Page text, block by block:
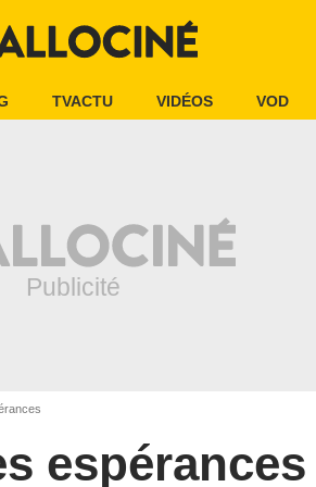
TVACTU VIDÉOS VOD
espérances